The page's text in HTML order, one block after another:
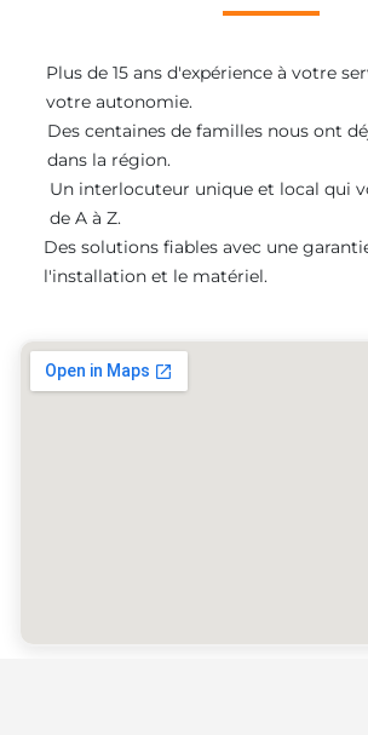
Plus de 15 ans d'expérience à votre
votre autonomie.
Des centaines de familles nous ont
dans la région.
Un interlocuteur unique et local qui
de A à Z.
Des solutions fiables avec une
l'installation et le matériel.